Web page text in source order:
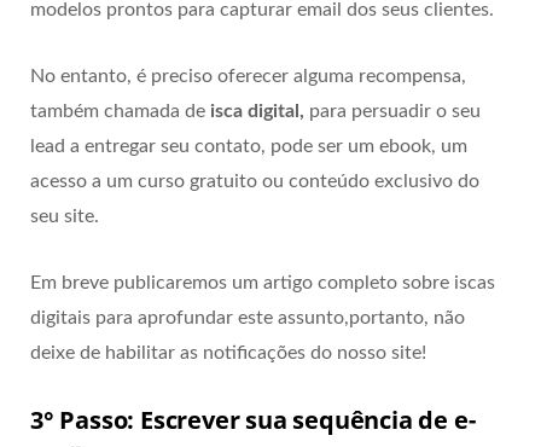
modelos prontos para capturar email dos seus clientes.
No entanto, é preciso oferecer alguma recompensa,
também chamada de isca digital, para persuadir o seu
lead a entregar seu contato, pode ser um ebook, um
acesso a um curso gratuito ou conteúdo exclusivo do
seu site.
Em breve publicaremos um artigo completo sobre iscas
digitais para aprofundar este assunto,portanto, não
deixe de habilitar as notificações do nosso site!
3° Passo: Escrever sua sequência de e-